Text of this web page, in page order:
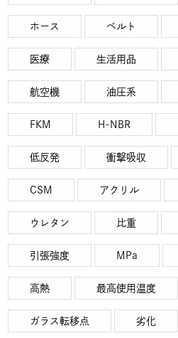
ホース ベルト
医療 生活用品
航空機 油圧系
FKM H-NBR
低反発 衝撃吸収
CSM アクリル
ウレタン 比重
引張強度 MPa
高熱 最高使用温度
ガラス転移点 劣化